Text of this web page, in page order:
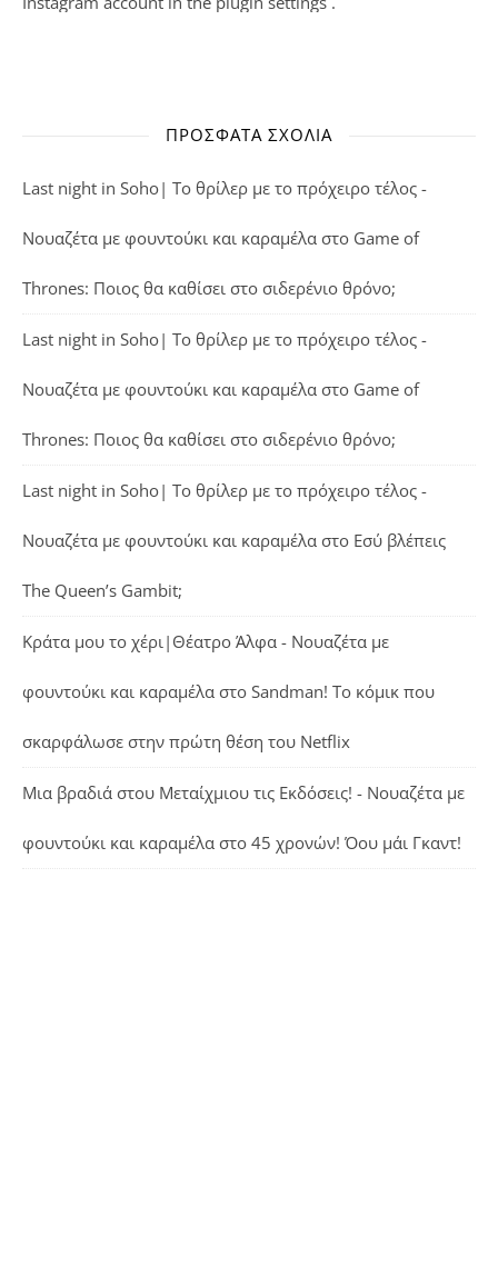
ΠΡΌΣΦΑΤΑ ΣΧΌΛΙΑ
Last night in Soho| Το θρίλερ με το πρόχειρο τέλος -
Νουαζέτα με φουντούκι και καραμέλα στο Game of
Thrones: Ποιος θα καθίσει στο σιδερένιο θρόνο;
Last night in Soho| Το θρίλερ με το πρόχειρο τέλος -
Νουαζέτα με φουντούκι και καραμέλα στο Game of
Thrones: Ποιος θα καθίσει στο σιδερένιο θρόνο;
Last night in Soho| Το θρίλερ με το πρόχειρο τέλος -
Νουαζέτα με φουντούκι και καραμέλα στο Εσύ βλέπεις
The Queen’s Gambit;
Κράτα μου το χέρι|Θέατρο Άλφα - Νουαζέτα με
φουντούκι και καραμέλα στο Sandman! Το κόμικ που
σκαρφάλωσε στην πρώτη θέση του Netflix
Μια βραδιά στου Μεταίχμιου τις Εκδόσεις! - Νουαζέτα με
φουντούκι και καραμέλα στο 45 χρονών! Όου μάι Γκαντ!